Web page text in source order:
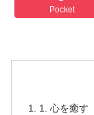
Pocket
1. 心を癒す